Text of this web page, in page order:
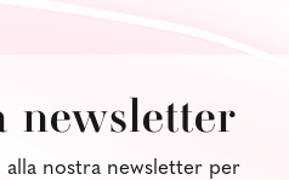
alla nostra newsletter per